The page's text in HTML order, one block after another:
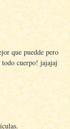
que puedde pero
todo cuerpo! jajajaj